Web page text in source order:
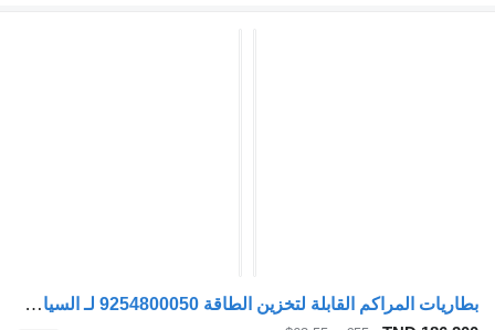
بطاريات المراكم القابلة لتخزين الطاقة 9254800050 لـ السيارات القاطرة DAF XF